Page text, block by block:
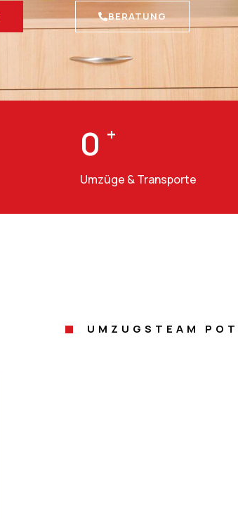
BERATUNG
0 +
Umzüge & Transporte
UMZUGSTEAM